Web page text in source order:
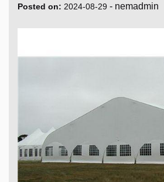
Posted on: 2024-08-29 - nemadmin